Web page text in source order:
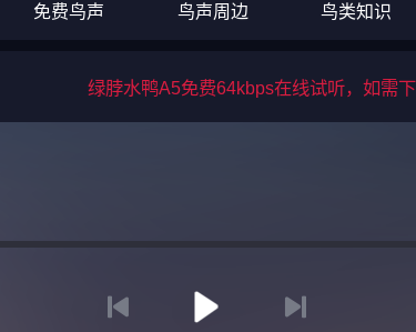
免费鸟声 鸟声周边 鸟类知识
绿脖水鸭A5免费64kbps在线试听，如需